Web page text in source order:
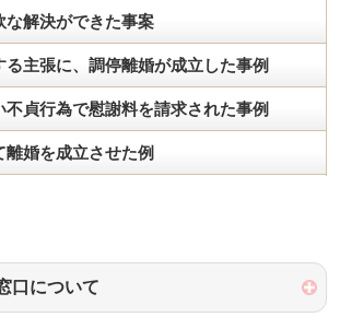
な解決ができた事案
る主張に、調停離婚が成立した事例
不貞行為で慰謝料を請求された事例
離婚を成立させた例
口について